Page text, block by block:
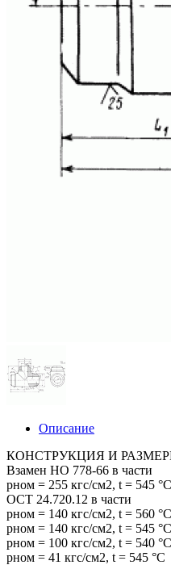
Описание
КОНСТРУКЦИЯ И РАЗМЕРЫ
Взамен НО 778-66 в части
pном = 255 кгс/см2, t = 545
ОСТ 24.720.12 в части
pном = 140 кгс/см2, t = 560
pном = 140 кгс/см2, t = 545
pном = 100 кгс/см2, t = 540
pном = 41 кгс/см2, t = 545 °С